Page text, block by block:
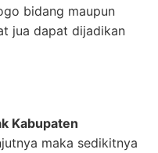
bidang maupun
jua dapat dijadikan
Kabupaten
maka sedikitnya